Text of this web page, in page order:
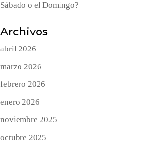
Sábado o el Domingo?
Archivos
abril 2026
marzo 2026
febrero 2026
enero 2026
noviembre 2025
octubre 2025